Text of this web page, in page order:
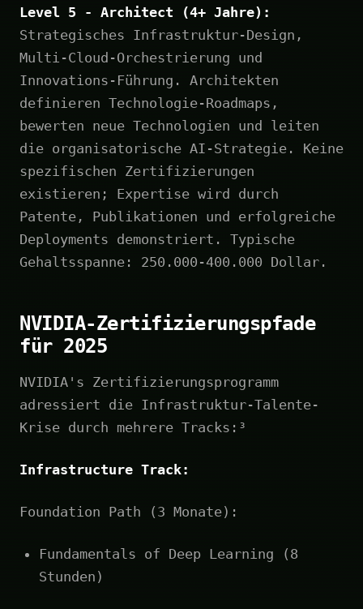
Level 5 - Architect (4+ Jahre):
Strategisches Infrastruktur-Design,
Multi-Cloud-Orchestrierung und
Innovations-Führung. Architekten
definieren Technologie-Roadmaps,
bewerten neue Technologien und leiten
die organisatorische AI-Strategie. Keine
spezifischen Zertifizierungen
existieren; Expertise wird durch
Patente, Publikationen und erfolgreiche
Deployments demonstriert. Typische
Gehaltsspanne: 250.000-400.000 Dollar.
NVIDIA-Zertifizierungspfade
für 2025
NVIDIA's Zertifizierungsprogramm
adressiert die Infrastruktur-Talente-
Krise durch mehrere Tracks:³
Infrastructure Track:
Foundation Path (3 Monate):
Fundamentals of Deep Learning (8
Stunden)